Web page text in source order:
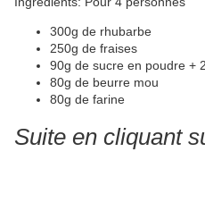
300g de rhubarbe
250g de fraises
90g de sucre en poudre +
80g de beurre mou
80g de farine
Suite en cliquant